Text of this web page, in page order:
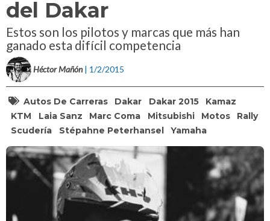
del Dakar
Estos son los pilotos y marcas que más han
ganado esta difícil competencia
Héctor Mañón | 1/2/2015
Autos De Carreras Dakar Dakar 2015
Kamaz
KTM
Laia Sanz Marc Coma Mitsubishi Motos
Rally
Scudería
Stépahne Peterhansel Yamaha